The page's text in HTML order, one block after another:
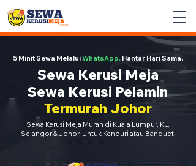
5 Minit Sewa MelaluiWhatsApp.Hantar Hari Sama.
Sewa Kerusi Meja
Sewa Kerusi Pelamin
Termurah Johor
Sewa Kerusi Meja Murah di Kuala Lumpur, KL,
Selangor & Johor. Untuk Kenduri atau Banquet.